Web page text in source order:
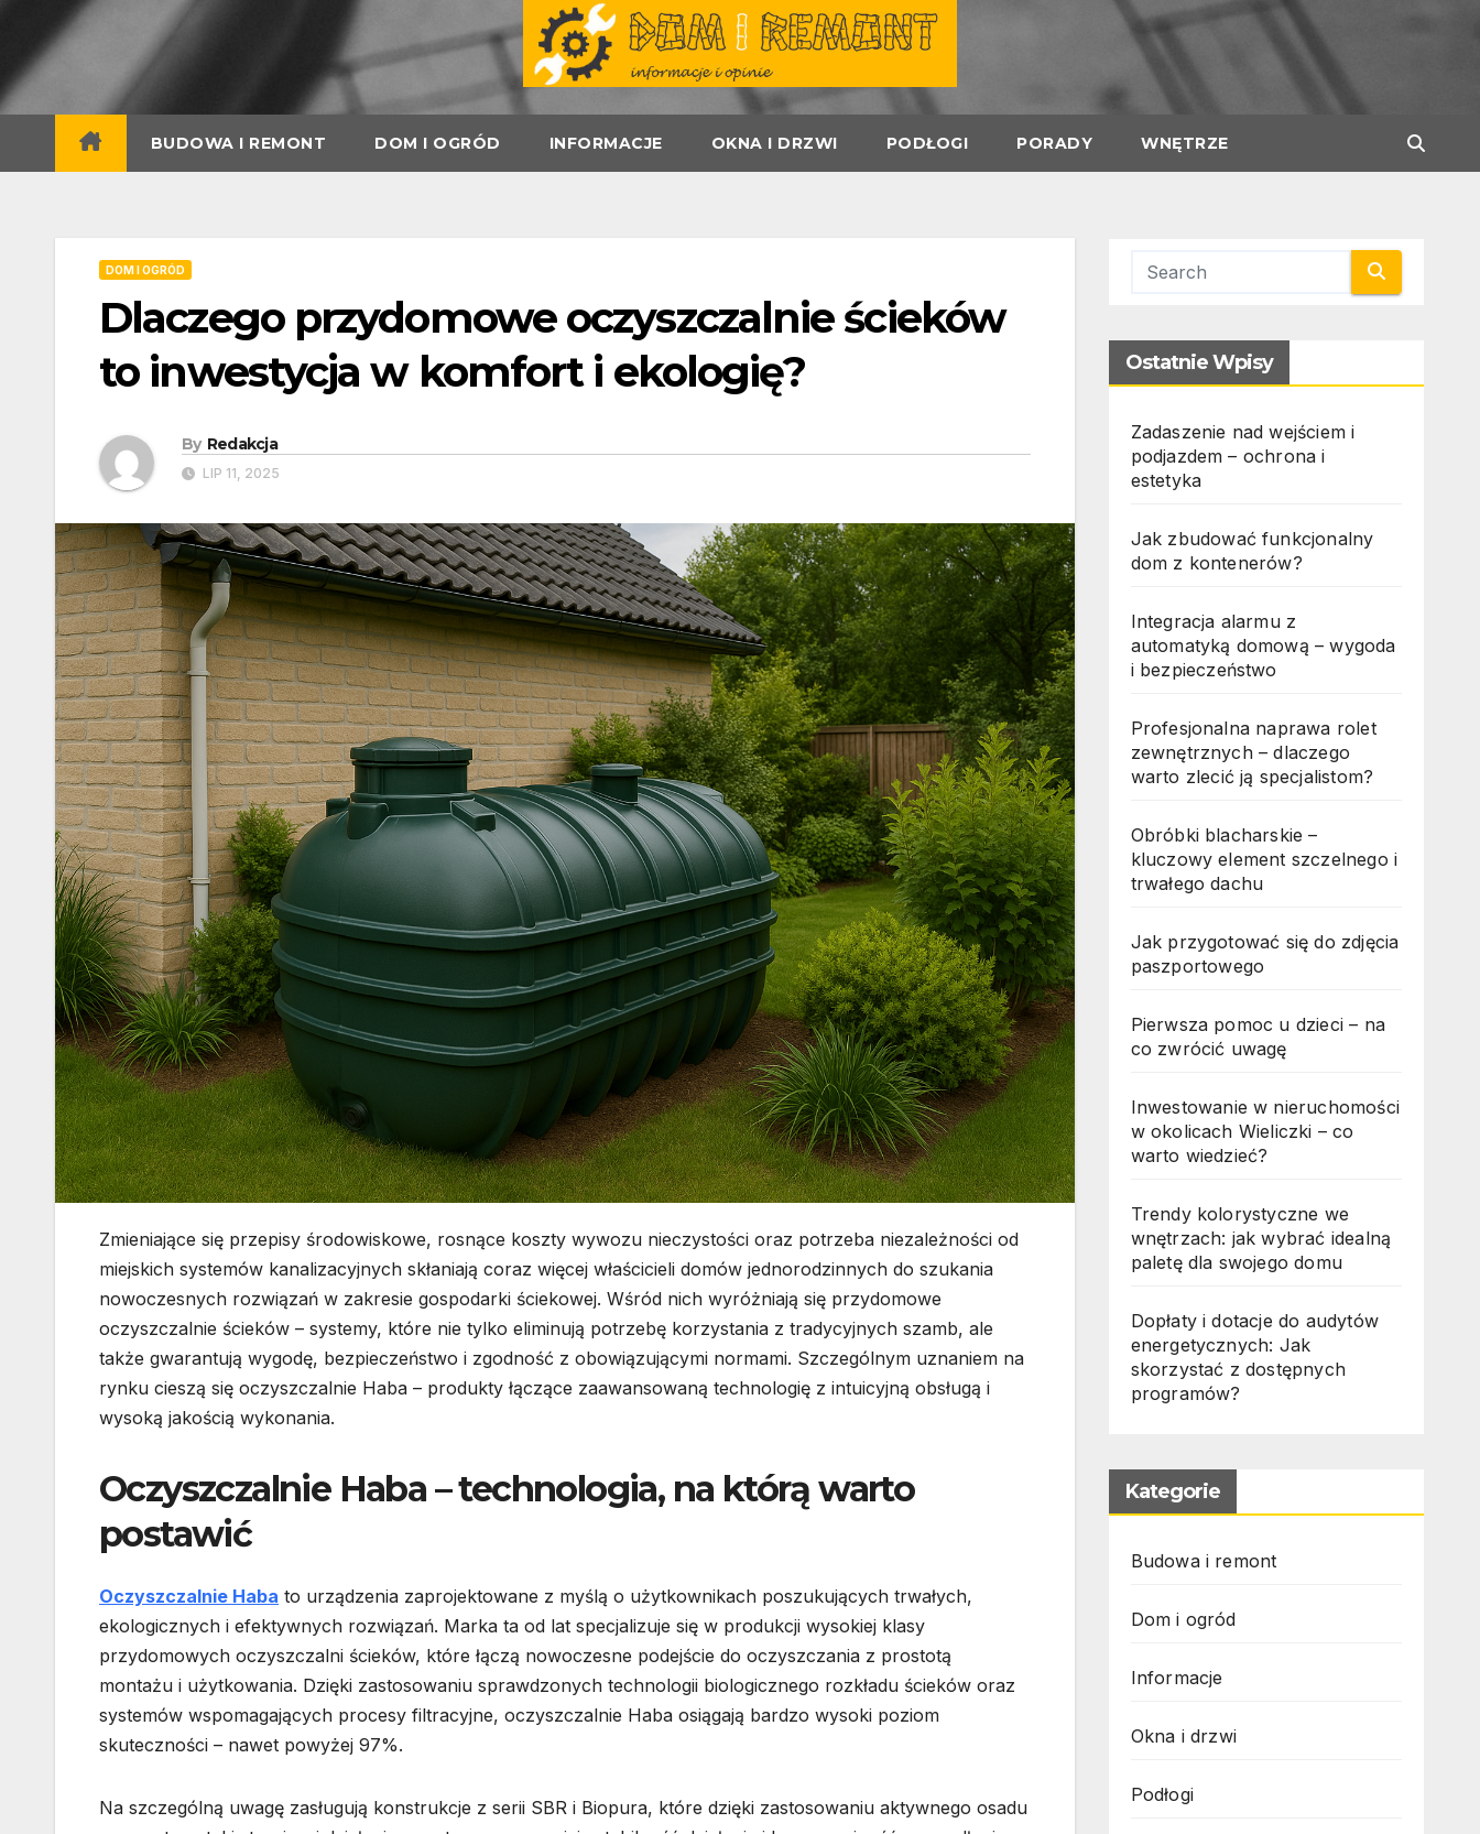
content
BUDOWA I REMONT DOM I OGRÓD INFORMACJE OKNA I DRZWI PODŁOGI PORADY WNĘTRZE
DOM I OGRÓD
Dlaczego przydomowe oczyszczalnie ścieków
to inwestycja w komfort i ekologię?
By Redakcja
LIP 11, 2025
Zmieniające się przepisy środowiskowe, rosnące koszty wywozu nieczystości oraz potrzeba niezależności od
miejskich systemów kanalizacyjnych skłaniają coraz więcej właścicieli domów jednorodzinnych do szukania
nowoczesnych rozwiązań w zakresie gospodarki ściekowej. Wśród nich wyróżniają się przydomowe
oczyszczalnie ścieków – systemy, które nie tylko eliminują potrzebę korzystania z tradycyjnych szamb, ale
także gwarantują wygodę, bezpieczeństwo i zgodność z obowiązującymi normami. Szczególnym uznaniem na
rynku cieszą się oczyszczalnie Haba – produkty łączące zaawansowaną technologię z intuicyjną obsługą i
wysoką jakością wykonania.
Oczyszczalnie Haba – technologia, na którą warto
postawić
Oczyszczalnie Haba to urządzenia zaprojektowane z myślą o użytkownikach poszukujących trwałych,
ekologicznych i efektywnych rozwiązań. Marka ta od lat specjalizuje się w produkcji wysokiej klasy
przydomowych oczyszczalni ścieków, które łączą nowoczesne podejście do oczyszczania z prostotą
montażu i użytkowania. Dzięki zastosowaniu sprawdzonych technologii biologicznego rozkładu ścieków oraz
systemów wspomagających procesy filtracyjne, oczyszczalnie Haba osiągają bardzo wysoki poziom
skuteczności – nawet powyżej 97%.
Na szczególną uwagę zasługują konstrukcje z serii SBR i Biopura, które dzięki zastosowaniu aktywnego osadu
Ostatnie Wpisy
Zadaszenie nad wejściem i
podjazdem – ochrona i
estetyka
Jak zbudować funkcjonalny
dom z kontenerów?
Integracja alarmu z
automatyką domową – wygoda
i bezpieczeństwo
Profesjonalna naprawa rolet
zewnętrznych – dlaczego
warto zlecić ją specjalistom?
Obróbki blacharskie –
kluczowy element szczelnego i
trwałego dachu
Jak przygotować się do zdjęcia
paszportowego
Pierwsza pomoc u dzieci – na
co zwrócić uwagę
Inwestowanie w nieruchomości
w okolicach Wieliczki – co
warto wiedzieć?
Trendy kolorystyczne we
wnętrzach: jak wybrać idealną
paletę dla swojego domu
Dopłaty i dotacje do audytów
energetycznych: Jak
skorzystać z dostępnych
programów?
Kategorie
Budowa i remont
Dom i ogród
Informacje
Okna i drzwi
Podłogi